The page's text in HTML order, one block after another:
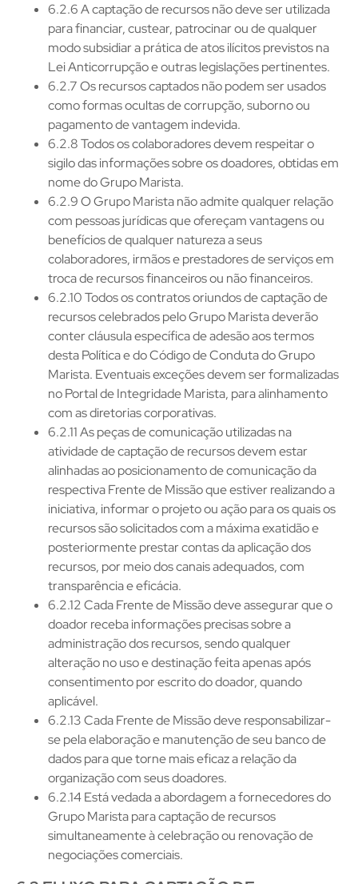
6.2.6 A captação de recursos não deve ser utilizada
para financiar, custear, patrocinar ou de qualquer
modo subsidiar a prática de atos ilícitos previstos na
Lei Anticorrupção e outras legislações pertinentes.
6.2.7 Os recursos captados não podem ser usados
como formas ocultas de corrupção, suborno ou
pagamento de vantagem indevida.
6.2.8 Todos os colaboradores devem respeitar o
sigilo das informações sobre os doadores, obtidas em
nome do Grupo Marista.
6.2.9 O Grupo Marista não admite qualquer relação
com pessoas jurídicas que ofereçam vantagens ou
benefícios de qualquer natureza a seus
colaboradores, irmãos e prestadores de serviços em
troca de recursos financeiros ou não financeiros.
6.2.10 Todos os contratos oriundos de captação de
recursos celebrados pelo Grupo Marista deverão
conter cláusula específica de adesão aos termos
desta Política e do Código de Conduta do Grupo
Marista. Eventuais exceções devem ser formalizadas
no Portal de Integridade Marista, para alinhamento
com as diretorias corporativas.
6.2.11 As peças de comunicação utilizadas na
atividade de captação de recursos devem estar
alinhadas ao posicionamento de comunicação da
respectiva Frente de Missão que estiver realizando a
iniciativa, informar o projeto ou ação para os quais os
recursos são solicitados com a máxima exatidão e
posteriormente prestar contas da aplicação dos
recursos, por meio dos canais adequados, com
transparência e eficácia.
6.2.12 Cada Frente de Missão deve assegurar que o
doador receba informações precisas sobre a
administração dos recursos, sendo qualquer
alteração no uso e destinação feita apenas após
consentimento por escrito do doador, quando
aplicável.
6.2.13 Cada Frente de Missão deve responsabilizar-
se pela elaboração e manutenção de seu banco de
dados para que torne mais eficaz a relação da
organização com seus doadores.
6.2.14 Está vedada a abordagem a fornecedores do
Grupo Marista para captação de recursos
simultaneamente à celebração ou renovação de
negociações comerciais.